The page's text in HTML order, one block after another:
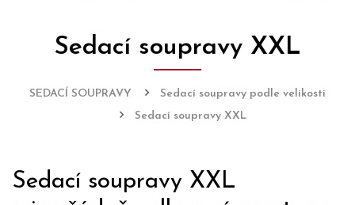
Sedací soupravy XXL
SEDACÍ SOUPRAVY
Sedací soupravy podle velikosti
Sedací soupravy XXL
Sedací soupravy XXL